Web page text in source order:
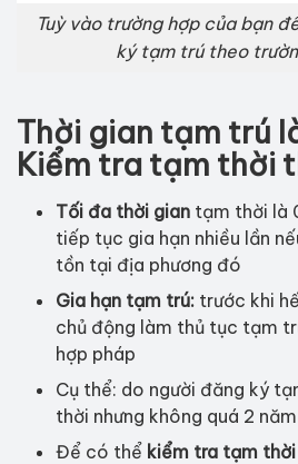
Tuỳ vào trường hợp của bạn
ký tạm trú theo
Thời gian tạm trú
Kiểm tra tạm thời
Tối đa thời gian tạm thời là
tiếp tục gia hạn nhiều lần
tồn tại địa phương đó
Gia hạn tạm trú: trước khi
chủ động làm thủ tục tạm
hợp pháp
Cụ thể: do người đăng ký
thời nhưng không quá 2
Để có thể kiểm tra tạm